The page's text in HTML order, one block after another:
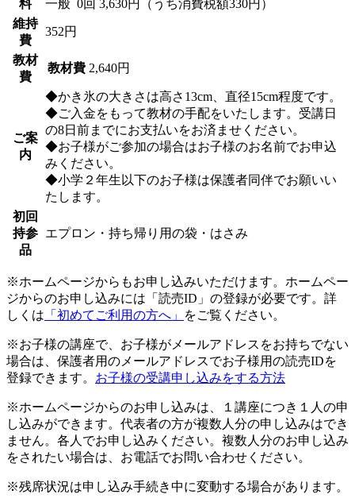
料 一般 0回 3,630円（うち消費税額330円）
維持
費
352円
教材
費
教材費 2,640円
ご案
内
◆かき氷の大きさは高さ13cm、直径15cm程度です。
◆ご入金をもって教材の手配をいたします。受講日
の8日前までにお支払いをお済ませください。
◆お子様がご参加の場合はお子様のお名前でお申込
みください。
◆小学２年生以下のお子様は保護者同伴でお願いい
たします。
初回
持参
品
エプロン・持ち帰り用の袋・はさみ
※ホームページからもお申し込みいただけます。ホームペー
ジからのお申し込みには「読売ID」の登録が必要です。詳
しくは 「初めてご利用の方へ」 をご覧ください。
※お子様の講座で、お子様がメールアドレスをお持ちでない
場合は、保護者用のメールアドレスでお子様用の読売IDを
登録できます。 お子様の受講申し込みをする方法
※ホームページからのお申し込みは、１講座につき１人の申
し込みができます。代表者の方が複数人分の申し込みはでき
ません。各人でお申し込みください。複数人分のお申し込み
をされたい場合は、お電話でお問い合わせください。
※残席状況は申し込み手続き中に変動する場合があります。